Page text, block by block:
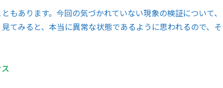
あります。今回の気づかれていない現象の検証について、
てみると、本当に異常な状態であるように思われるので、そ